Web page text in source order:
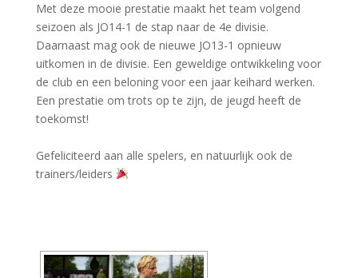
Met deze mooie prestatie maakt het team volgend
seizoen als JO14-1 de stap naar de 4e divisie.
Daarnaast mag ook de nieuwe JO13-1 opnieuw
uitkomen in de divisie. Een geweldige ontwikkeling voor
de club en een beloning voor een jaar keihard werken.
Een prestatie om trots op te zijn, de jeugd heeft de
toekomst!
Gefeliciteerd aan alle spelers, en natuurlijk ook de
trainers/leiders